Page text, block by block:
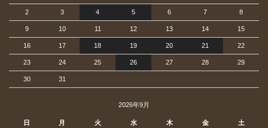
2 3 4 5 6 7 8
9 10 11 12 13 14 15
16 17 18 19 20 21 22
23 24 25 26 27 28 29
30 31
2026年9月
日 月 火 水 木 金 土